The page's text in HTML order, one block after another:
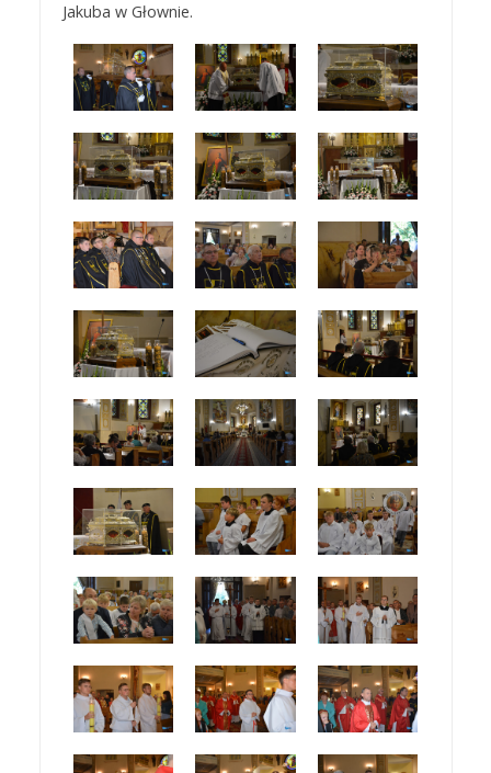
Jakuba w Głownie.